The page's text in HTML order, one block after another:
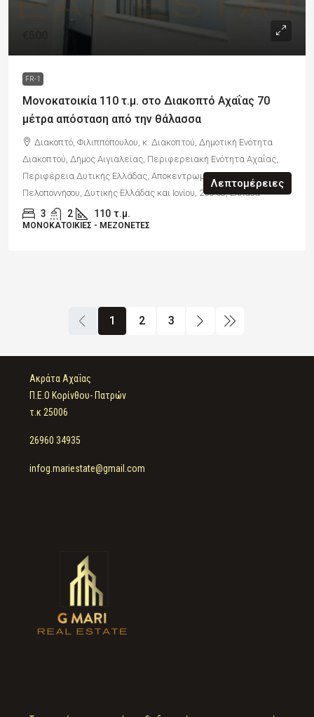
FR-1
Μονοκατοικία 110 τ.μ. στο Διακοπτό Αχαΐας 70
μέτρα απόσταση από την θάλασσα
Διακοπτό, Φιλιππόπουλου, κ. Διακοπτού, Δημοτική Ενότητα
Διακοπτού, Δήμος Αιγιαλείας, Περιφερειακή Ενότητα Αχαΐας,
Περιφέρεια Δυτικής Ελλάδας, Αποκεντρωμένη Διοίκηση
Πελοποννήσου, Δυτικής Ελλάδας και Ιονίου, 250 03, Ελλάδα
3 2 110 τ.μ.
ΜΟΝΟΚΑΤΟΙΚΊΕΣ - ΜΕΖΟΝΈΤΕΣ
Λεπτομέρειες
1 2 3
Ακράτα Αχαΐας
Π.Ε.Ο Κορίνθου- Πατρών
τ.κ 25006
26960 34935
infog.mariestate@gmail.com